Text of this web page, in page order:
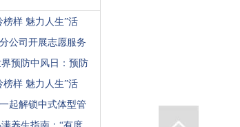
榜样 魅力人生”活
公司开展志愿服务
预防中风日：预防
榜样 魅力人生”活
起解锁中式体型管